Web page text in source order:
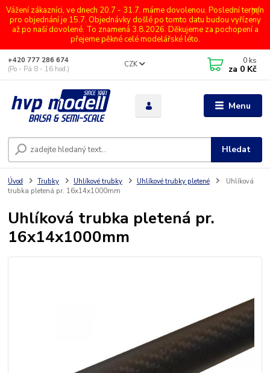
Vážení zákazníci, ve dnech 20.7 - 31.7. máme dovolenou. Poslední termín
pro objednání je 15.7. Objednávky došlé po tomto datu budou vyřízeny
až po naší dovolené. To znamená 3.8.2026. Děkujeme za pochopení a
přejeme pěkné celé modelářské léto.
Menu
CZK
Hledat
+420 777 286 674
(Po - Pá 8 - 16 hod.)
0 ks
za 0 Kč
Úvod Trubky Uhlíkové trubky Uhlíkové trubky pletené
Uhlíková
trubka pletená pr. 16x14x1000mm
Uhlíková trubka pletená pr.
16x14x1000mm